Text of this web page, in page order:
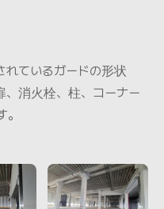
ているガードの形状
、消火栓、柱、コーナー